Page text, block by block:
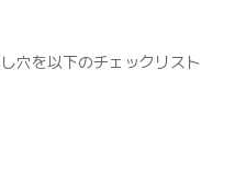
穴を以下のチェックリスト